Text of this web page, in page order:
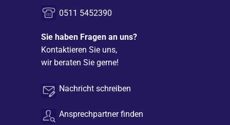
0511 5452390
Sie haben Fragen an uns?
Kontaktieren Sie uns,
wir beraten Sie gerne!
Nachricht schreiben
Ansprechpartner finden